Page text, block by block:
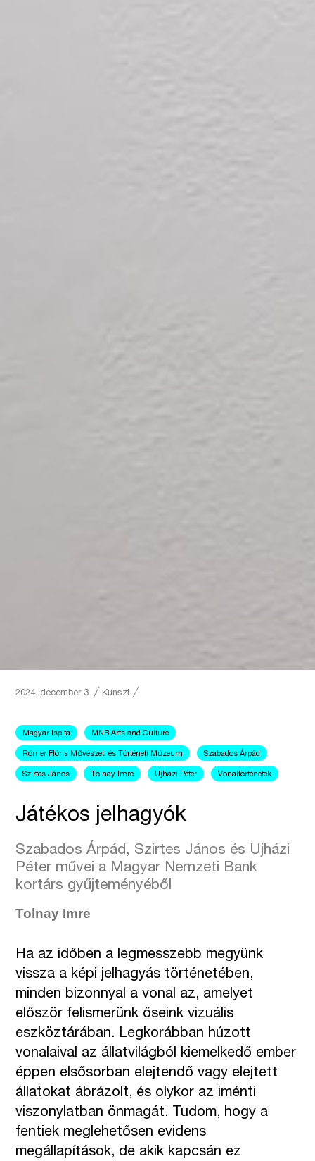
2024. december 3.╱ Kunszt ╱
Magyar Ispita MNB Arts and Culture
Rómer Flóris Művészeti és Történeti Múzeum Szabados Árpád
Szirtes János Tolnay Imre Ujházi Péter Vonaltörténetek
Játékos jelhagyók
Szabados Árpád, Szirtes János és Ujházi
Péter művei a Magyar Nemzeti Bank
kortárs gyűjteményéből
Tolnay Imre
Ha az időben a legmesszebb megyünk
vissza a képi jelhagyás történetében,
minden bizonnyal a vonal az, amelyet
először felismerünk őseink vizuális
eszköztárában. Legkorábban húzott
vonalaival az állatvilágból kiemelkedő ember
éppen elsősorban elejtendő vagy elejtett
állatokat ábrázolt, és olykor az iménti
viszonylatban önmagát. Tudom, hogy a
fentiek meglehetősen evidens
megállapítások, de akik kapcsán ez